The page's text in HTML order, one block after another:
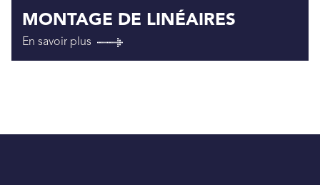
MONTAGE DE LINÉAIRES
En savoir plus